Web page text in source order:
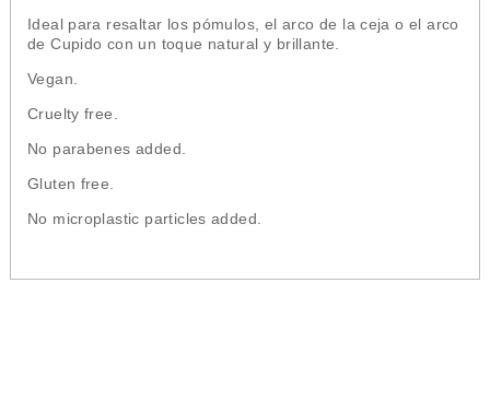
Ideal para resaltar los pómulos, el arco de la ceja o el arco
de Cupido con un toque natural y brillante.
Vegan.
Cruelty free.
No parabenes added.
Gluten free.
No microplastic particles added.